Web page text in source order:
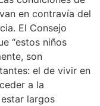
en contravía del
El Consejo
“estos niños
son
el de vivir en
a la
largos